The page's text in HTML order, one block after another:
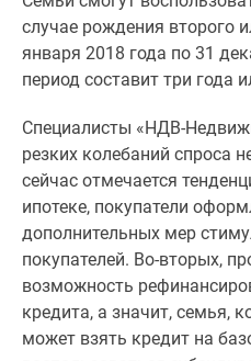
Видеообзор
новостроек
Экспертиза
новостроек
Экология
Москвы
Подмосковья
Студии
комнатные
случае рождения второго
января 2018 года по 31
период составит три года
Специалисты «НДВ-
резких колебаний спроса
сейчас отмечается
ипотеке, покупатели
дополнительных мер
покупателей. Во-вторых,
возможность
кредита, а значит, семья,
может взять кредит на